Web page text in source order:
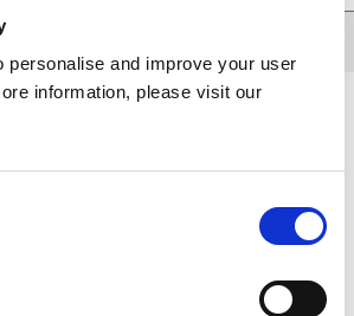
personalise and improve your user
information, please visit our